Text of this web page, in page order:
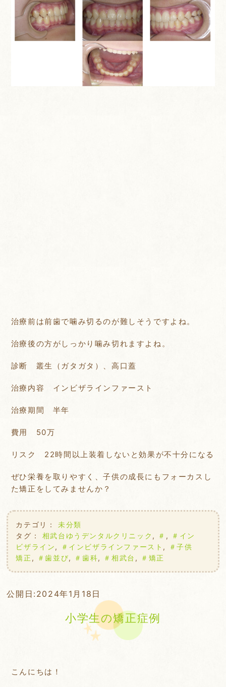
治療前は前歯で噛み切るのが難しそうですよね。
治療後の方がしっかり噛み切れますよね。
診断 叢生（ガタガタ）、高口蓋
治療内容 インビザラインファースト
治療期間 半年
費用 50万
リスク 22時間以上装着しないと効果が不十分になる
ぜひ栄養を取りやすく、子供の成長にもフォーカスし
た矯正をしてみませんか？
カテゴリ：未分類
タグ： 相武台ゆうデンタルクリニック , ＃ ,
＃イン
ビザライン, ＃インビザラインファースト ,
＃子供
矯正 , ＃歯並び, ＃歯科, ＃相武台 , ＃矯正
公開日: 2024年1月18日
小学生の矯正症例
こんにちは！